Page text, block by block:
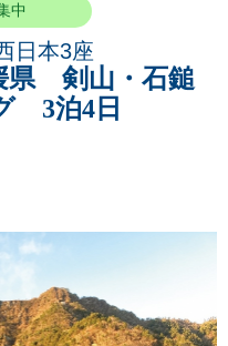
中
日本3座
県 剣山・石鎚
3泊4日